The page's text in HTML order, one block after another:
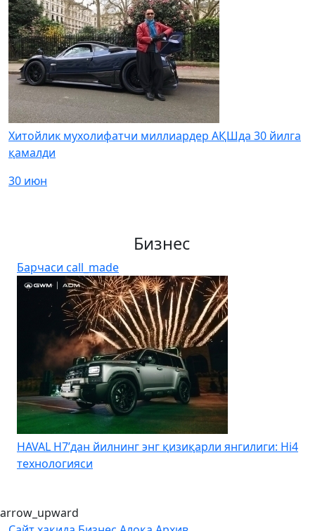
Хитойлик мухолифатчи миллиардер АҚШда 30 йилга
қамалди
30 июн
Бизнес
Барчаси call_made
HAVAL H7’дан йилнинг энг қизиқарли янгилиги: Hi4
технологияси
arrow_upward